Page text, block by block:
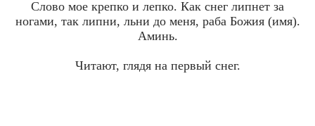
Слово мое крепко и лепко. Как снег липнет за
ногами, так липни, льни до меня, раба Божия (имя).
Аминь.
Читают, глядя на первый снег.